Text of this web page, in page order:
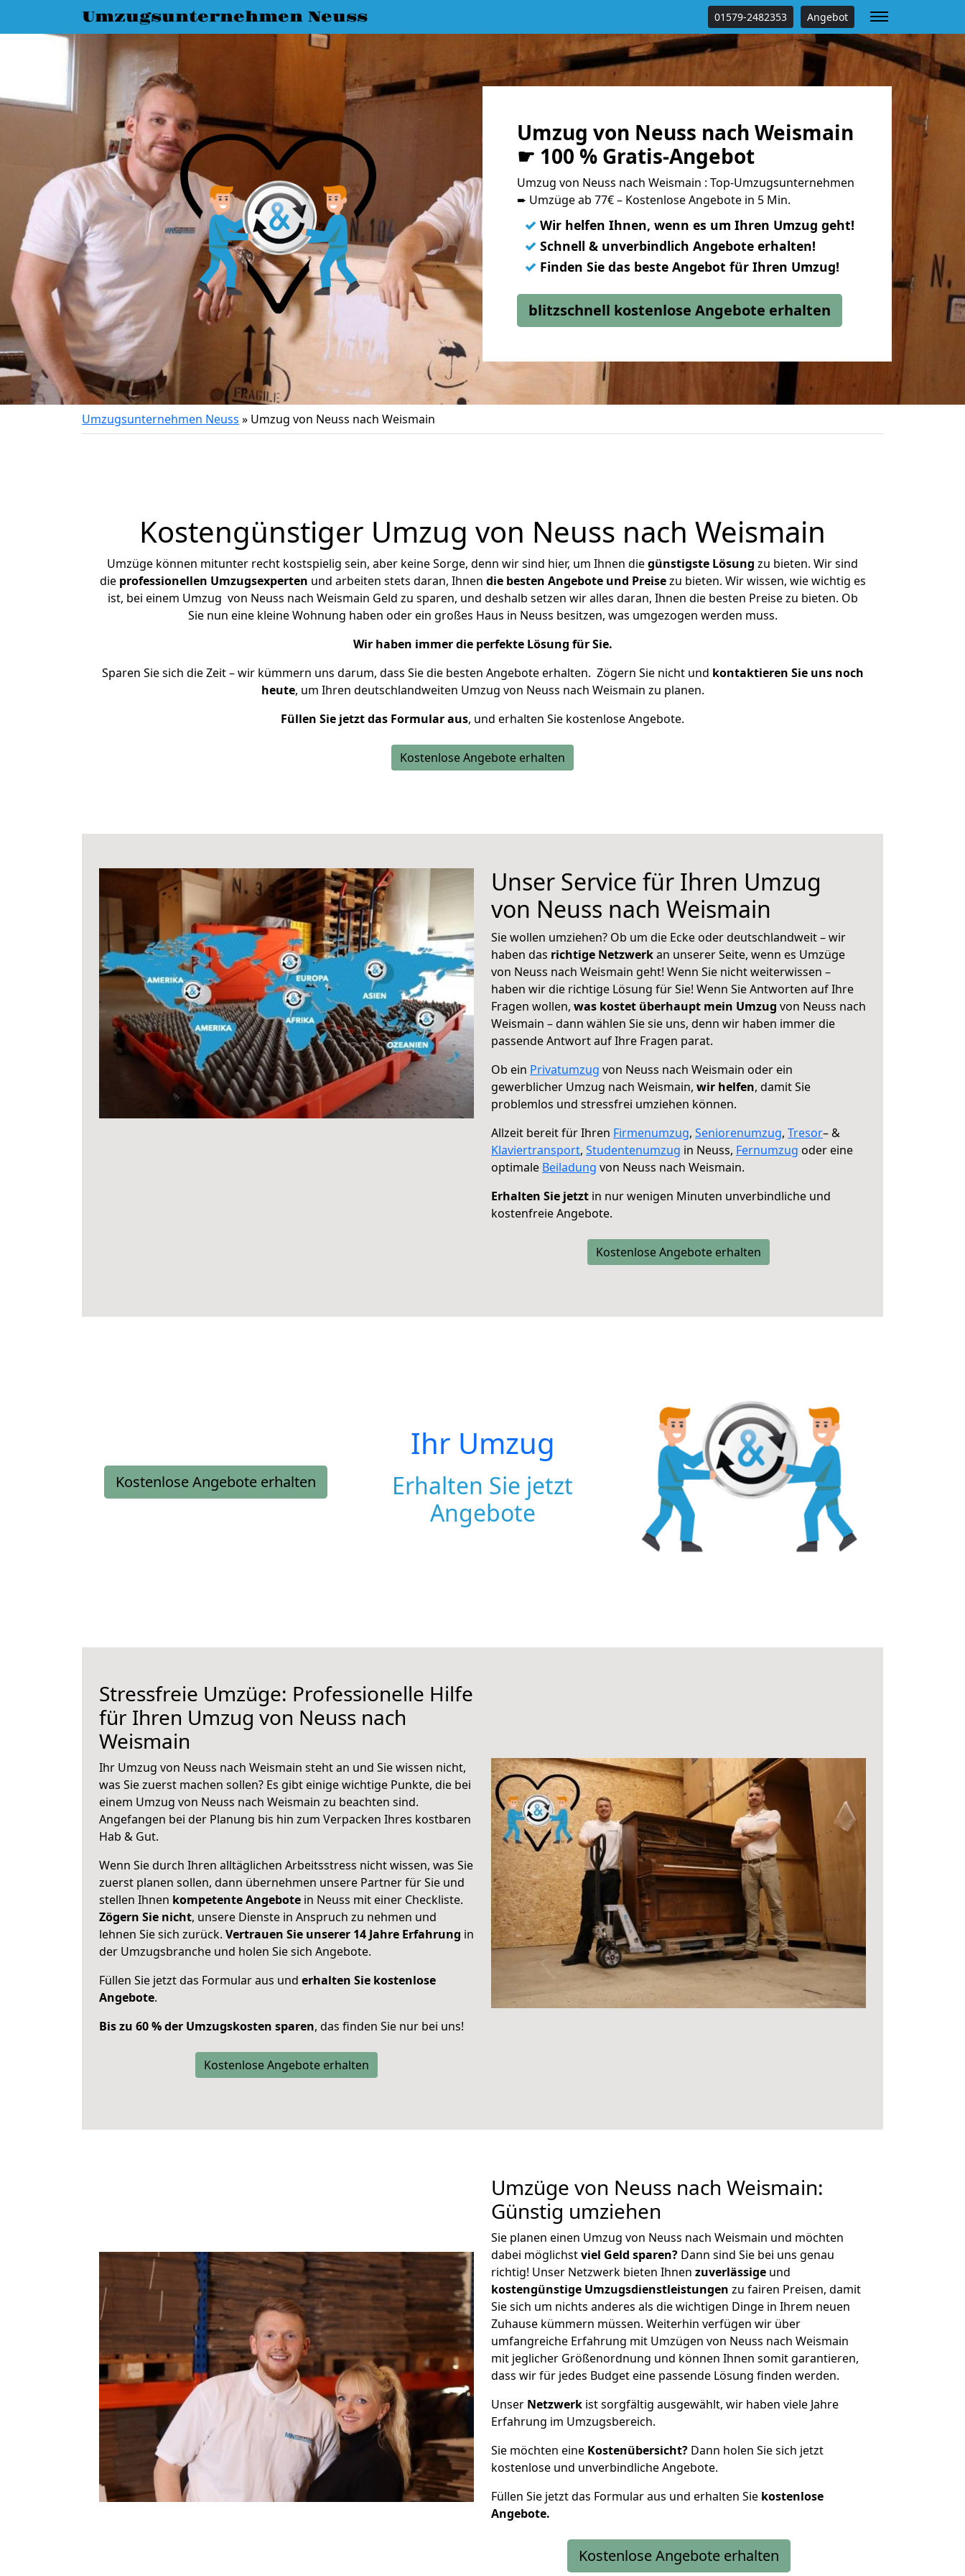
Umzugsunternehmen Neuss 01579-2482353 Angebot
Umzug von Neuss nach Weismain
☛ 100 % Gratis-Angebot
Umzug von Neuss nach Weismain : Top-Umzugsunternehmen
➨ Umzüge ab 77€ – Kostenlose Angebote in 5 Min.
✓ Wir helfen Ihnen, wenn es um Ihren Umzug geht!
✓ Schnell & unverbindlich Angebote erhalten!
✓ Finden Sie das beste Angebot für Ihren Umzug!
blitzschnell kostenlose Angebote erhalten
Umzugsunternehmen Neuss » Umzug von Neuss nach Weismain
Kostengünstiger Umzug von Neuss nach Weismain
Umzüge können mitunter recht kostspielig sein, aber keine Sorge, denn wir sind hier, um Ihnen diegünstigste Lösung zu bieten. Wir sind
die professionellen Umzugsexperten und arbeiten stets daran, Ihnen die besten Angebote und Preisezu bieten. Wir wissen, wie wichtig es
ist, bei einem Umzug von Neuss nach Weismain Geld zu sparen, und deshalb setzen wir alles daran, Ihnen die besten Preise zu bieten. Ob
Sie nun eine kleine Wohnung haben oder ein großes Haus in Neuss besitzen, was umgezogen werden muss.
Wir haben immer die perfekte Lösung für Sie.
Sparen Sie sich die Zeit – wir kümmern uns darum, dass Sie die besten Angebote erhalten. Zögern Sie nicht und kontaktieren Sie uns noch
heute, um Ihren deutschlandweiten Umzug von Neuss nach Weismain zu planen.
Füllen Sie jetzt das Formular aus, und erhalten Sie kostenlose Angebote.
Kostenlose Angebote erhalten
Unser Service für Ihren Umzug
von Neuss nach Weismain
Sie wollen umziehen? Ob um die Ecke oder deutschlandweit – wir
haben das richtige Netzwerkan unserer Seite, wenn es Umzüge
von Neuss nach Weismain geht! Wenn Sie nicht weiterwissen –
haben wir die richtige Lösung für Sie! Wenn Sie Antworten auf Ihre
Fragen wollen, was kostet überhaupt mein Umzug von Neuss nach
Weismain – dann wählen Sie sie uns, denn wir haben immer die
passende Antwort auf Ihre Fragen parat.
Ob ein Privatumzug von Neuss nach Weismain oder ein
gewerblicher Umzug nach Weismain, wir helfen, damit Sie
problemlos und stressfrei umziehen können.
Allzeit bereit für Ihren Firmenumzug, Seniorenumzug, Tresor– &
Klaviertransport, Studentenumzug in Neuss, Fernumzug oder eine
optimale Beiladung von Neuss nach Weismain.
Erhalten Sie jetzt in nur wenigen Minuten unverbindliche und
kostenfreie Angebote.
Kostenlose Angebote erhalten
Kostenlose Angebote erhalten
Ihr Umzug
Erhalten Sie jetzt
Angebote
Stressfreie Umzüge: Professionelle Hilfe
für Ihren Umzug von Neuss nach
Weismain
Ihr Umzug von Neuss nach Weismain steht an und Sie wissen nicht,
was Sie zuerst machen sollen? Es gibt einige wichtige Punkte, die bei
einem Umzug von Neuss nach Weismain zu beachten sind.
Angefangen bei der Planung bis hin zum Verpacken Ihres kostbaren
Hab & Gut.
Wenn Sie durch Ihren alltäglichen Arbeitsstress nicht wissen, was Sie
zuerst planen sollen, dann übernehmen unsere Partner für Sie und
stellen Ihnen kompetente Angebote in Neuss mit einer Checkliste.
Zögern Sie nicht, unsere Dienste in Anspruch zu nehmen und
lehnen Sie sich zurück. Vertrauen Sie unserer 14 Jahre Erfahrung in
der Umzugsbranche und holen Sie sich Angebote.
Füllen Sie jetzt das Formular aus und erhalten Sie kostenlose
Angebote.
Bis zu 60 % der Umzugskosten sparen, das finden Sie nur bei uns!
Kostenlose Angebote erhalten
Umzüge von Neuss nach Weismain:
Günstig umziehen
Sie planen einen Umzug von Neuss nach Weismain und möchten
dabei möglichstviel Geld sparen? Dann sind Sie bei uns genau
richtig! Unser Netzwerk bieten Ihnen zuverlässige und
kostengünstige Umzugsdienstleistungen zu fairen Preisen, damit
Sie sich um nichts anderes als die wichtigen Dinge in Ihrem neuen
Zuhause kümmern müssen. Weiterhin verfügen wir über
umfangreiche Erfahrung mit Umzügen von Neuss nach Weismain
mit jeglicher Größenordnung und können Ihnen somit garantieren,
dass wir für jedes Budget eine passende Lösung finden werden.
Unser Netzwerk ist sorgfältig ausgewählt, wir haben viele Jahre
Erfahrung im Umzugsbereich.
Sie möchten eine Kostenübersicht? Dann holen Sie sich jetzt
kostenlose und unverbindliche Angebote.
Füllen Sie jetzt das Formular aus und erhalten Sie kostenlose
Angebote.
Kostenlose Angebote erhalten